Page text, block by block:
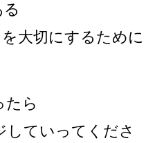
を大切にするために
たら
していってくださ